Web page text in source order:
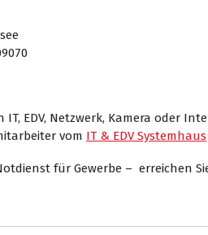
IT, EDV, Netzwerk, Kamera oder
vom IT & EDV Systemhaus
für Gewerbe – erreichen